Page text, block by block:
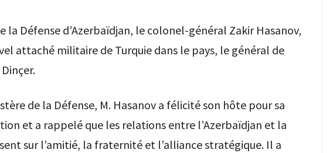
la Défense d’Azerbaïdjan, le colonel-général Zakir Hasanov,
attaché militaire de Turquie dans le pays, le général de
de la Défense, M. Hasanov a félicité son hôte pour sa
et a rappelé que les relations entre l’Azerbaïdjan et la
sur l’amitié, la fraternité et l’alliance stratégique. Il a